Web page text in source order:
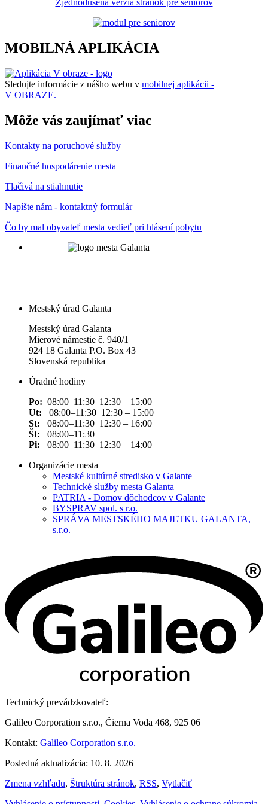
Zjednodušená verzia stránok pre seniorov
MOBILNÁ APLIKÁCIA
Sledujte informácie z nášho webu v mobilnej aplikácii -
V OBRAZE.
Môže vás zaujímať viac
Kontakty na poruchové služby
Finančné hospodárenie mesta
Tlačivá na stiahnutie
Napíšte nám - kontaktný formulár
Čo by mal obyvateľ mesta vedieť pri hlásení pobytu
Mestský úrad Galanta
Mestský úrad Galanta
Mierové námestie č. 940/1
924 18 Galanta P.O. Box 43
Slovenská republika
Úradné hodiny
Po: 08:00–11:30 12:30 – 15:00
Ut: 08:00–11:30 12:30 – 15:00
St: 08:00–11:30 12:30 – 16:00
Št: 08:00–11:30
Pi: 08:00–11:30 12:30 – 14:00
Organizácie mesta
Mestské kultúrné stredisko v Galante
Technické služby mesta Galanta
PATRIA - Domov dôchodcov v Galante
BYSPRAV spol. s r.o.
SPRÁVA MESTSKÉHO MAJETKU GALANTA,
s.r.o.
Technický prevádzkovateľ:
Galileo Corporation s.r.o., Čierna Voda 468, 925 06
Kontakt: Galileo Corporation s.r.o.
Posledná aktualizácia: 10. 8. 2026
Zmena vzhľadu, Štruktúra stránok, RSS, Vytlačiť